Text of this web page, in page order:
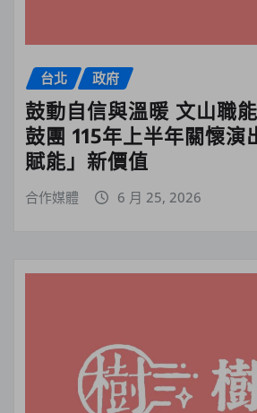
台北 政府
鼓動自信與溫暖 文山職
鼓團 115年上半年關懷演
賦能」新價值
合作媒體 6 月 25, 2026